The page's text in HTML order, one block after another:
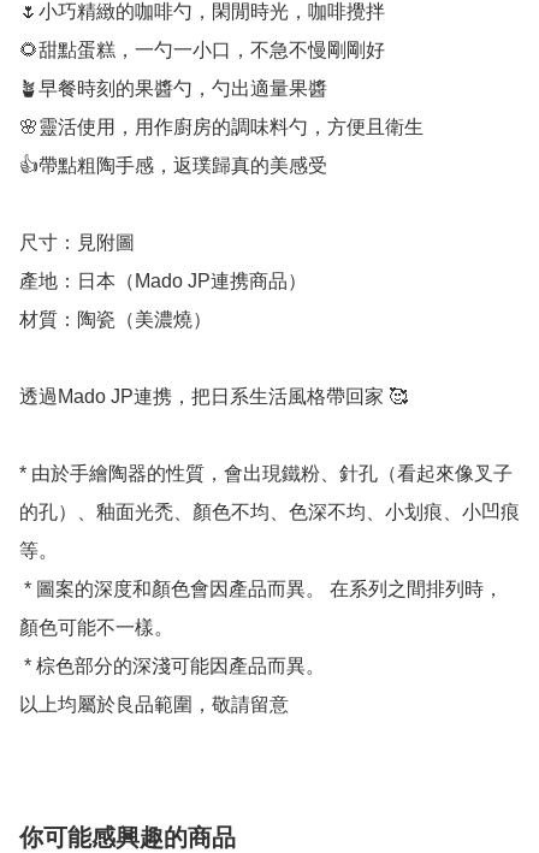
🌷小巧精緻的咖啡勺，閑閒時光，咖啡攪拌
🌻甜點蛋糕，一勺一小口，不急不慢剛剛好
🪴早餐時刻的果醬勺，勺出適量果醬
🌸靈活使用，用作廚房的調味料勺，方便且衛生
👍帶點粗陶手感，返璞歸真的美感受
尺寸：見附圖
產地：日本（Mado JP連携商品）
材質：陶瓷（美濃燒）
透過Mado JP連携，把日系生活風格帶回家 🥰
* 由於手繪陶器的性質，會出現鐵粉、針孔（看起來像叉子
的孔）、釉面光禿、顏色不均、色深不均、小划痕、小凹痕
等。
顏色可能不一樣。
以上均屬於良品範圍，敬請留意
你可能感興趣的商品